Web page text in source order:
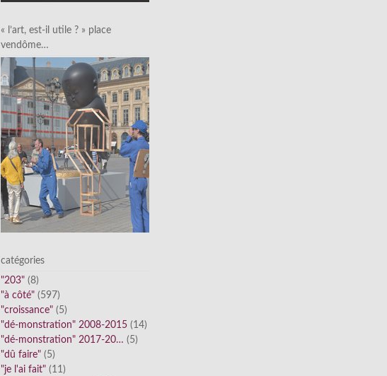
« l’art, est-il utile ? » place
vendôme…
catégories
"203" (8)
"à côté" (597)
"croissance" (5)
"dé-monstration" 2008-2015 (14)
"dé-monstration" 2017-20… (5)
"dû faire" (5)
"je l'ai fait" (11)